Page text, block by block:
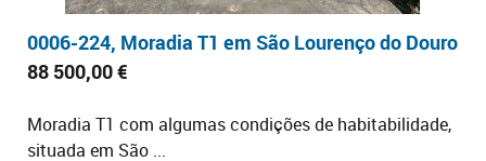
0006-224, Moradia T1 em São Lourenço do Douro
88 500,00 €
Moradia T1 com algumas condições de habitabilidade,
situada em São ...